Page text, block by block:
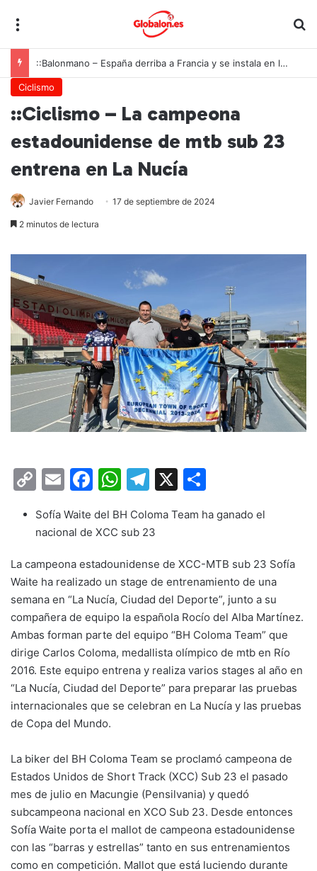
::Balonmano – España derriba a Francia y se instala en las semifinales del Europeo juvenil
Ciclismo
::Ciclismo – La campeona
estadounidense de mtb sub 23
entrena en La Nucía
Javier Fernando 17 de septiembre de 2024
2 minutos de lectura
C
p
Li
n
k
E
ai
F
c
b
o
o
k
W
at
A
p
p
T
e
a
m
X
m
ar
tir
Sofía Waite del BH Coloma Team ha ganado el
nacional de XCC sub 23
La campeona estadounidense de XCC-MTB sub 23 Sofía
Waite ha realizado un stage de entrenamiento de una
semana en “La Nucía, Ciudad del Deporte”, junto a su
compañera de equipo la española Rocío del Alba Martínez.
Ambas forman parte del equipo “BH Coloma Team” que
dirige Carlos Coloma, medallista olímpico de mtb en Río
2016. Este equipo entrena y realiza varios stages al año en
“La Nucía, Ciudad del Deporte” para preparar las pruebas
internacionales que se celebran en La Nucía y las pruebas
de Copa del Mundo.
La biker del BH Coloma Team se proclamó campeona de
Estados Unidos de Short Track (XCC) Sub 23 el pasado
mes de julio en Macungie (Pensilvania) y quedó
subcampeona nacional en XCO Sub 23. Desde entonces
Sofía Waite porta el mallot de campeona estadounidense
con las “barras y estrellas” tanto en sus entrenamientos
como en competición. Mallot que está luciendo durante